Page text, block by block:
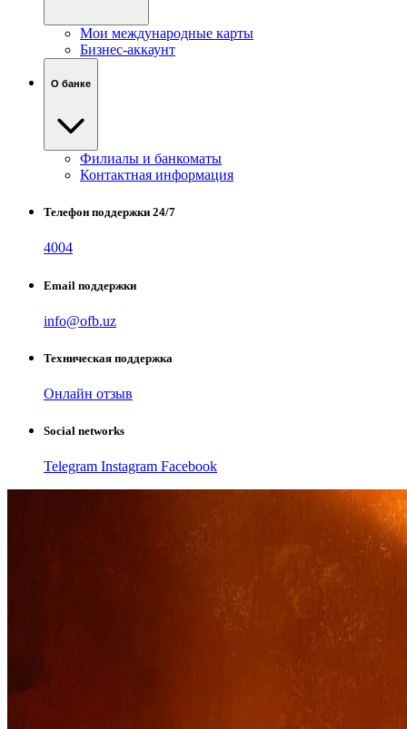
Мои международные карты
Бизнес-аккаунт
О банке
Филиалы и банкоматы
Контактная информация
Телефон поддержки 24/7
4004
Email поддержки
info@ofb.uz
Техническая поддержка
Онлайн отзыв
Social networks
Telegram Instagram Facebook